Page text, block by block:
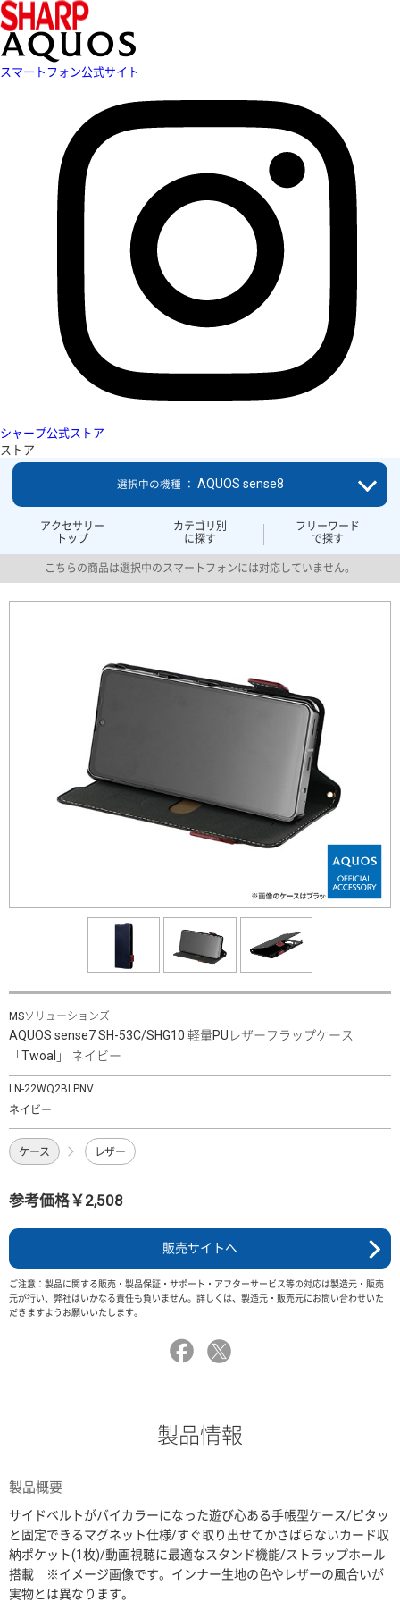
スマートフォン公式サイト
シャープ公式ストア
ストア
アクセサリー
トップ
カテゴリ別
に探す
フリーワード
で探す
選択中の機種 ： AQUOS sense8
こちらの商品は選択中のスマートフォンには対応していません。
MSソリューションズ
AQUOS sense7 SH-53C/SHG10 軽量PUレザーフラップケース
「Twoal」 ネイビー
LN-22WQ2BLPNV
ネイビー
ケース レザー
参考価格￥2,508
販売サイトへ
ご注意：製品に関する販売・製品保証・サポート・アフターサービス等の対応は製造元・販売
元が行い、弊社はいかなる責任も負いません。詳しくは、製造元・販売元にお問い合わせいた
だきますようお願いいたします。
製品情報
製品概要
サイドベルトがバイカラーになった遊び心ある手帳型ケース/ピタッ
と固定できるマグネット仕様/すぐ取り出せてかさばらないカード収
納ポケット(1枚)/動画視聴に最適なスタンド機能/ストラップホール
搭載 ※イメージ画像です。インナー生地の色やレザーの風合いが
実物とは異なります。